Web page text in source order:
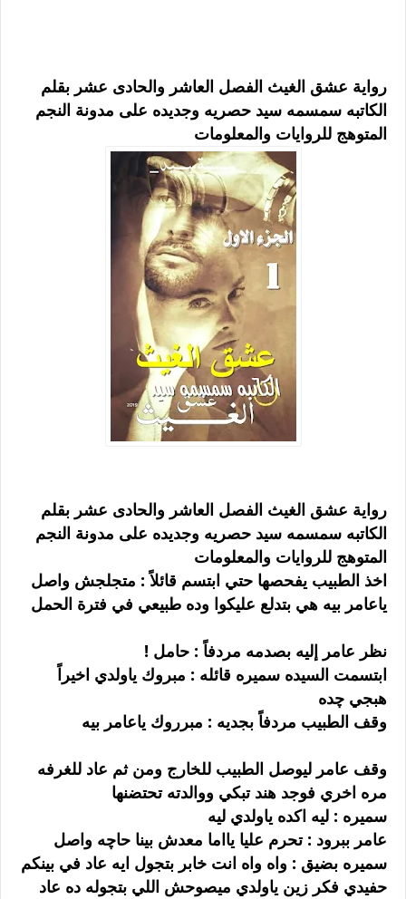
رواية عشق الغيث الفصل العاشر والحادى عشر بقلم
الكاتبه سمسمه سيد حصريه وجديده على مدونة النجم
المتوهج للروايات والمعلومات
رواية عشق الغيث الفصل العاشر والحادى عشر بقلم
الكاتبه سمسمه سيد حصريه وجديده على مدونة النجم
المتوهج للروايات والمعلومات
اخذ الطبيب يفحصها حتي ابتسم قائلاً : متجلجش واصل
ياعامر بيه هي بتدلع عليكوا وده طبيعي في فترة الحمل
نظر عامر إليه بصدمه مردفاً : حامل !
ابتسمت السيده سميره قائله : مبروك ياولدي اخيراً
هبجي چده
وقف الطبيب مردفاً بجديه : مبرروك ياعامر بيه
وقف عامر ليوصل الطبيب للخارج ومن ثم عاد للغرفه
مره اخري فوجد هند تبكي ووالدته تحتضنها
سميره : ليه اكده ياولدي ليه
عامر ببرود : تحرم عليا يااما معدش بينا حاچه واصل
سميره بضيق : واه واه انت خابر بتجول ايه عاد في بينكم
حفيدي فكر زين ياولدي ميصوحش اللي بتجوله ده عاد